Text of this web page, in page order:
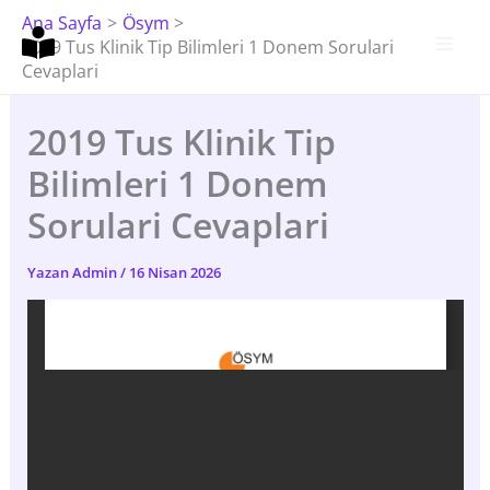
İçeriğe
Atla
Ana Sayfa
Ösym
2019 Tus Klinik Tip Bilimleri 1 Donem Sorulari
Cevaplari
2019 Tus Klinik Tip
Bilimleri 1 Donem
Sorulari Cevaplari
YazanAdmin/ 16 Nisan 2026